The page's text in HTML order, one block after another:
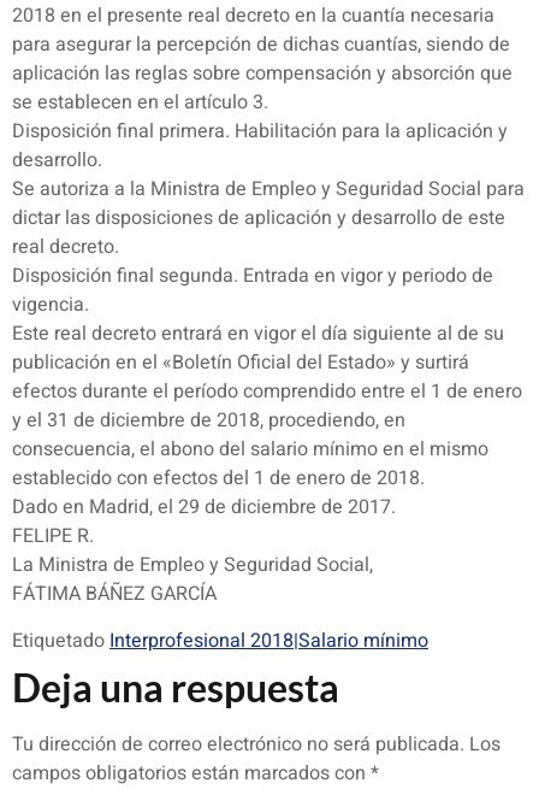
2018 en el presente real decreto en la cuantía necesaria
para asegurar la percepción de dichas cuantías, siendo de
aplicación las reglas sobre compensación y absorción que
se establecen en el artículo 3.
Disposición final primera. Habilitación para la aplicación y
desarrollo.
Se autoriza a la Ministra de Empleo y Seguridad Social para
dictar las disposiciones de aplicación y desarrollo de este
real decreto.
Disposición final segunda. Entrada en vigor y periodo de
vigencia.
Este real decreto entrará en vigor el día siguiente al de su
publicación en el «Boletín Oficial del Estado» y surtirá
efectos durante el período comprendido entre el 1 de enero
y el 31 de diciembre de 2018, procediendo, en
consecuencia, el abono del salario mínimo en el mismo
establecido con efectos del 1 de enero de 2018.
Dado en Madrid, el 29 de diciembre de 2017.
FELIPE R.
La Ministra de Empleo y Seguridad Social,
FÁTIMA BÁÑEZ GARCÍA
Etiquetado Interprofesional 2018|Salario mínimo
Deja una respuesta
Tu dirección de correo electrónico no será publicada. Los
campos obligatorios están marcados con *